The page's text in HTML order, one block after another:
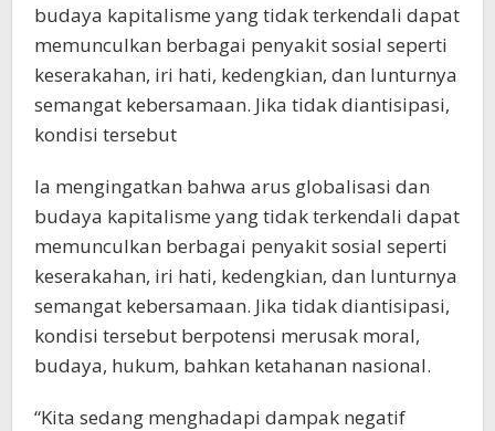
budaya kapitalisme yang tidak terkendali dapat
memunculkan berbagai penyakit sosial seperti
keserakahan, iri hati, kedengkian, dan lunturnya
semangat kebersamaan. Jika tidak diantisipasi,
kondisi tersebut
Ia mengingatkan bahwa arus globalisasi dan
budaya kapitalisme yang tidak terkendali dapat
memunculkan berbagai penyakit sosial seperti
keserakahan, iri hati, kedengkian, dan lunturnya
semangat kebersamaan. Jika tidak diantisipasi,
kondisi tersebut berpotensi merusak moral,
budaya, hukum, bahkan ketahanan nasional.
“Kita sedang menghadapi dampak negatif